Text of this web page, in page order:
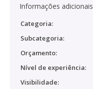
Informações adicionais
Categoria:
Subcategoria:
Orçamento:
Nível de experiência:
Visibilidade: